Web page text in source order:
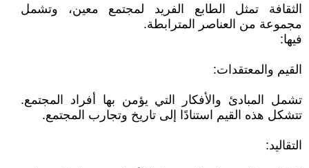
الثقافة تمثل الطابع الفريد لمجتمع معين، وتشمل
مجموعة من العناصر المترابطة.
فيها:
القيم والمعتقدات:
تشمل المبادئ والأفكار التي يؤمن بها أفراد المجتمع.
تتشكل هذه القيم استنادًا إلى تاريخ وتجارب المجتمع.
التقاليد: